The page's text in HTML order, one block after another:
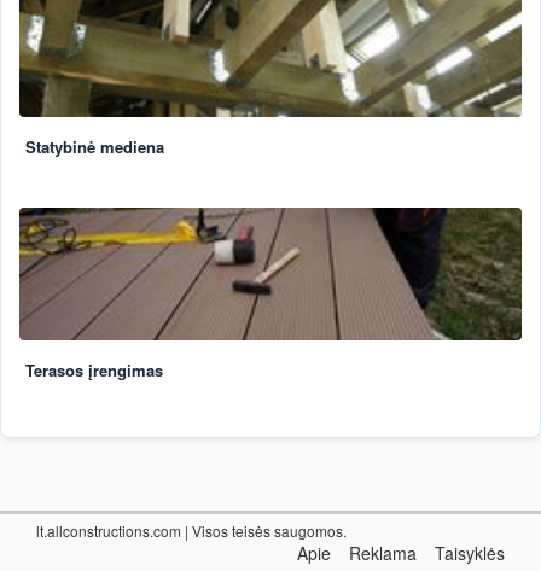
Statybinė mediena
Terasos įrengimas
lt.allconstructions.com | Visos teisės saugomos.
Apie Reklama Taisyklės